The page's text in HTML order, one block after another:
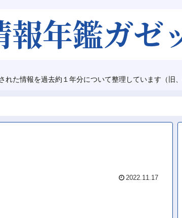
れた情報を過去約１年分について整理しています（旧、
2022.11.17